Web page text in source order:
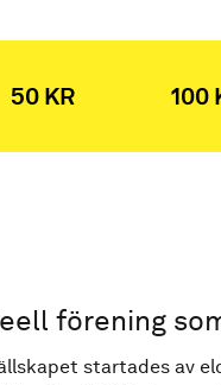
50 KR 100
förening
startades av